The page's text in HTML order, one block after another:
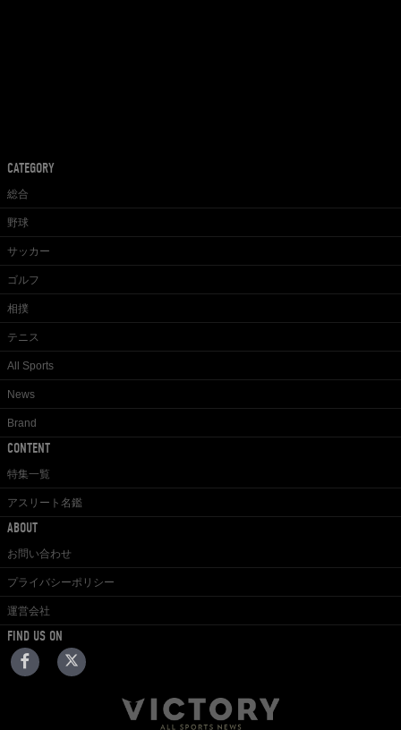
CATEGORY
総合
野球
サッカー
ゴルフ
相撲
テニス
All Sports
News
Brand
CONTENT
特集一覧
アスリート名鑑
ABOUT
お問い合わせ
プライバシーポリシー
運営会社
FIND US ON